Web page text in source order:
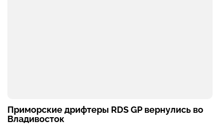
Приморские дрифтеры RDS GP вернулись во
Владивосток